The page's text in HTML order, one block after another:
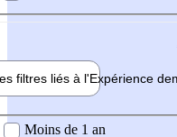
filtres liés à l'Expérience
demandée
Moins de 1 an